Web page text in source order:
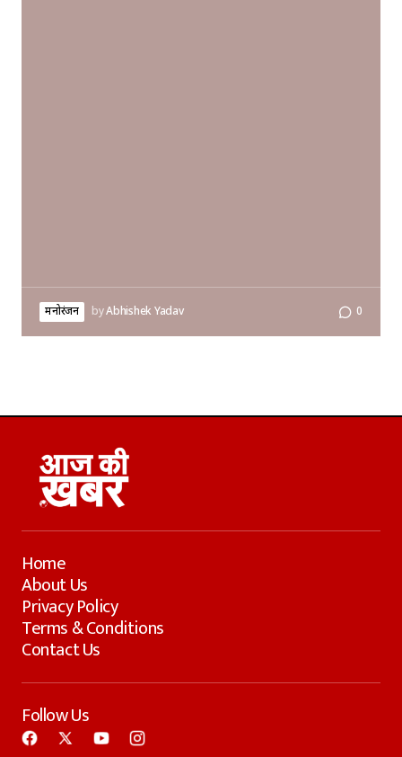
मनोरंजन byAbhishek Yadav 0
Home
About Us
Privacy Policy
Terms & Conditions
Contact Us
Follow Us